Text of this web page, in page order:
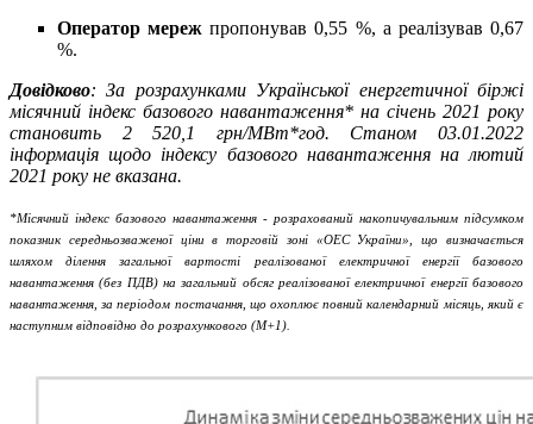
Оператор мереж пропонував 0,55 %, а реалізував 0,67
%.
Довідково: За розрахунками Української енергетичної біржі
місячний індекс базового навантаження* на січень 2021 року
становить 2 520,1 грн/МВт*год. Станом 03.01.2022
інформація щодо індексу базового навантаження на лютий
2021 року не вказана.
*Місячний індекс базового навантаження - розрахований накопичувальним підсумком
показник середньозваженої ціни в торговій зоні «ОЕС України», що визначається
шляхом ділення загальної вартості реалізованої електричної енергії базового
навантаження (без ПДВ) на загальний обсяг реалізованої електричної енергії базового
навантаження, за періодом постачання, що охоплює повний календарний місяць, який є
наступним відповідно до розрахункового (М+1).